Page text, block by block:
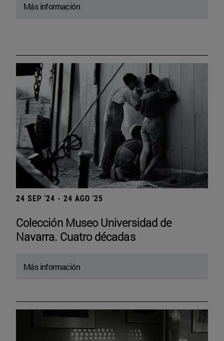
Más información
24 SEP '24 - 24 AGO '25
Colección Museo Universidad de
Navarra. Cuatro décadas
Más información